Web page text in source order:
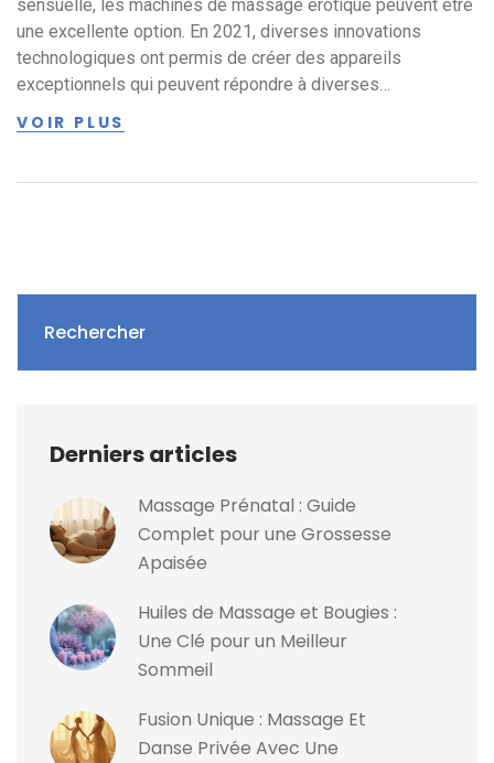
sensuelle, les machines de massage érotique peuvent être
une excellente option. En 2021, diverses innovations
technologiques ont permis de créer des appareils
exceptionnels qui peuvent répondre à diverses
les plus remarquables de l'année, en soulignant leurs
l'expérience. Découvrez comment ces appareils peuvent
VOIR PLUS
Rechercher
Derniers articles
Massage Prénatal : Guide
Complet pour une Grossesse
Apaisée
Huiles de Massage et Bougies :
Une Clé pour un Meilleur
Sommeil
Fusion Unique : Massage Et
Danse Privée Avec Une